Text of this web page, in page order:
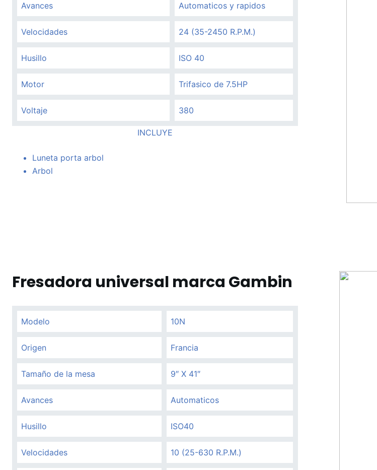
Avances Automaticos y rapidos
Velocidades 24 (35-2450 R.P.M.)
Husillo ISO 40
Motor Trifasico de 7.5HP
Voltaje 380
INCLUYE
Luneta porta arbol
Arbol
Fresadora universal marca Gambin
Modelo 10N
Origen Francia
Tamaño de la mesa 9″ X 41″
Avances Automaticos
Husillo ISO40
Velocidades 10 (25-630 R.P.M.)